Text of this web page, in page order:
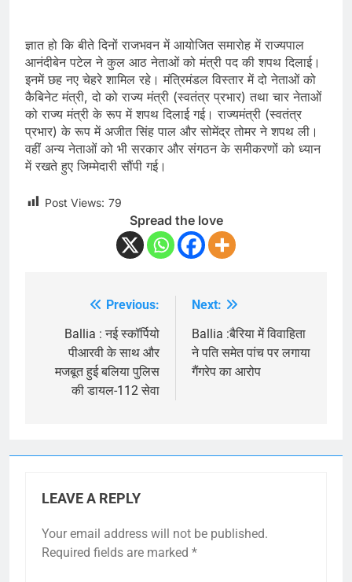
ज्ञात हो कि बीते दिनों राजभवन में आयोजित समारोह में राज्यपाल
आनंदीबेन पटेल ने कुल आठ नेताओं को मंत्री पद की शपथ दिलाई।
इनमें छह नए चेहरे शामिल रहे। मंत्रिमंडल विस्तार में दो नेताओं को
कैबिनेट मंत्री, दो को राज्य मंत्री (स्वतंत्र प्रभार) तथा चार नेताओं
को राज्य मंत्री के रूप में शपथ दिलाई गई। राज्यमंत्री (स्वतंत्र
प्रभार) के रूप में अजीत सिंह पाल और सोमेंद्र तोमर ने शपथ ली।
वहीं अन्य नेताओं को भी सरकार और संगठन के समीकरणों को ध्यान
में रखते हुए जिम्मेदारी सौंपी गई।
Post Views: 79
Spread the love
navigation
Previous:
Ballia : नई स्कॉर्पियो
पीआरवी के साथ और
मजबूत हुई बलिया पुलिस
की डायल-112 सेवा
Next:
Ballia :बैरिया में विवाहिता
ने पति समेत पांच पर लगाया
गैंगरेप का आरोप
LEAVE A REPLY
Your email address will not be published.
Required fields are marked *